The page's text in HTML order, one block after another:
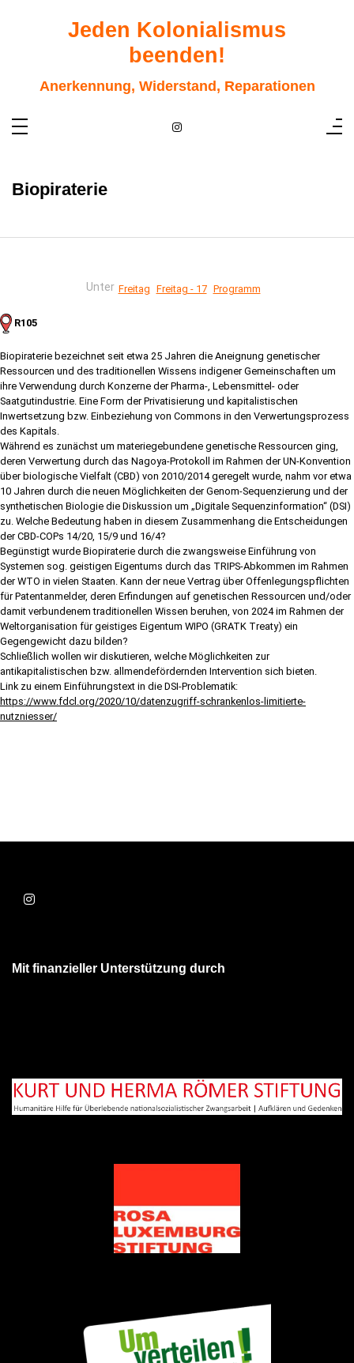
Jeden Kolonialismus
beenden!
Anerkennung, Widerstand, Reparationen
Biopiraterie
Unter Freitag Freitag - 17 Programm
R105
Biopiraterie bezeichnet seit etwa 25 Jahren die Aneignung genetischer
Ressourcen und des traditionellen Wissens indigener Gemeinschaften um
ihre Verwendung durch Konzerne der Pharma-, Lebensmittel- oder
Saatgutindustrie. Eine Form der Privatisierung und kapitalistischen
Inwertsetzung bzw. Einbeziehung von Commons in den Verwertungsprozess
des Kapitals.
Während es zunächst um materiegebundene genetische Ressourcen ging,
deren Verwertung durch das Nagoya-Protokoll im Rahmen der UN-Konvention
über biologische Vielfalt (CBD) von 2010/2014 geregelt wurde, nahm vor etwa
10 Jahren durch die neuen Möglichkeiten der Genom-Sequenzierung und der
synthetischen Biologie die Diskussion um „Digitale Sequenzinformation“ (DSI)
zu. Welche Bedeutung haben in diesem Zusammenhang die Entscheidungen
der CBD-COPs 14/20, 15/9 und 16/4?
Begünstigt wurde Biopiraterie durch die zwangsweise Einführung von
Systemen sog. geistigen Eigentums durch das TRIPS-Abkommen im Rahmen
der WTO in vielen Staaten. Kann der neue Vertrag über Offenlegungspflichten
für Patentanmelder, deren Erfindungen auf genetischen Ressourcen und/oder
damit verbundenem traditionellen Wissen beruhen, von 2024 im Rahmen der
Weltorganisation für geistiges Eigentum WIPO (GRATK Treaty) ein
Gegengewicht dazu bilden?
Schließlich wollen wir diskutieren, welche Möglichkeiten zur
antikapitalistischen bzw. allmendefördernden Intervention sich bieten.
Link zu einem Einführungstext in die DSI-Problematik:
https://www.fdcl.org/2020/10/datenzugriff-schrankenlos-limitierte-
nutzniesser/
Mit finanzieller Unterstützung durch